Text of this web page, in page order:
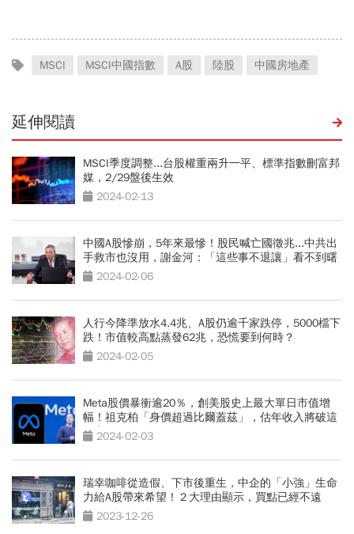
MSCI MSCI中國指數 A股 陸股 中國房地產
延伸閱讀
MSCI季度調整...台股權重兩升一平、標準指數刪富邦
媒，2/29盤後生效
2024-02-13
中國A股慘崩，5年來最慘！股民喊亡國徵兆...中共出
手救市也沒用，謝金河：「這些事不退讓」看不到曙
光 2024-02-06
人行今降準放水4.4兆、A股仍逾千家跌停，5000檔下
跌！市值較高點蒸發62兆，恐慌要到何時？
2024-02-05
Meta股價暴衝逾20％，創美股史上最大單日市值增
幅！祖克柏「身價超過比爾蓋茲」，估年收入將破這
數字2024-02-03
瑞幸咖啡從造假、下市後重生，中企的「小強」生命
力給A股帶來希望！２大理由顯示，買點已經不遠
2023-12-26